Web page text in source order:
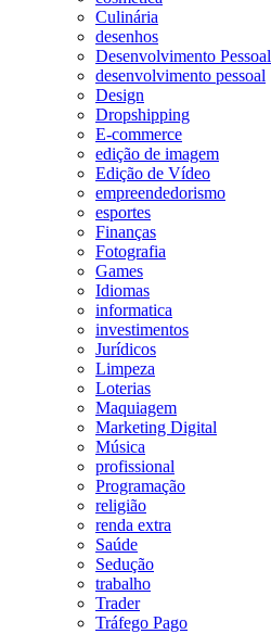
Culinária
desenhos
Desenvolvimento Pessoal
desenvolvimento pessoal
Design
Dropshipping
E-commerce
edição de imagem
Edição de Vídeo
empreendedorismo
esportes
Finanças
Fotografia
Games
Idiomas
informatica
investimentos
Jurídicos
Limpeza
Loterias
Maquiagem
Marketing Digital
Música
profissional
Programação
religião
renda extra
Saúde
Sedução
trabalho
Trader
Tráfego Pago